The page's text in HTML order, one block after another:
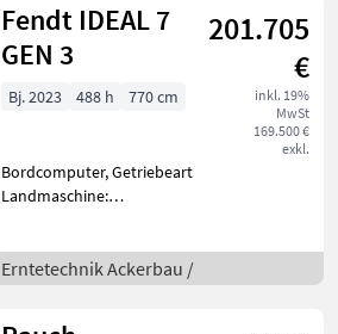
Fendt IDEAL 7
GEN 3
201.705
€
inkl. 19%
MwSt
169.500 €
exkl.
Bj. 2023 488 h 770 cm
Bordcomputer, Getriebeart
Landmaschine:
Strohhäcksler Anfragen wg.
Besichtigung an Hr.
Erntetechnik Ackerbau /